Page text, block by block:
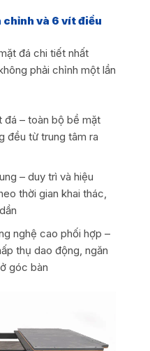
chỉnh và 6 vít điều
đá chi tiết nhất
phải chỉnh một lần
đá – toàn bộ bề mặt
đều từ trung tâm ra
– duy trì và hiệu
thời gian khai thác,
nghệ cao phối hợp –
thụ dao động, ngăn
góc bàn